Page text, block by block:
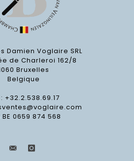
Damien Voglaire SRL
de Charleroi 162/8
Bruxelles
Belgique
+32.2.538.69.17
BE 0659 874 568